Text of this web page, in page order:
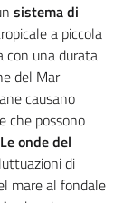
sistema di
a piccola
con una durata
del Mar
causano
che possono
Le onde del
di
mare al fondale